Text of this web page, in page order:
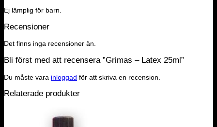
Ej lämplig för barn.
Recensioner
Det finns inga recensioner än.
Bli först med att recensera ”Grimas – Latex 25ml”
Du måste vara inloggad för att skriva en recension.
Relaterade produkter